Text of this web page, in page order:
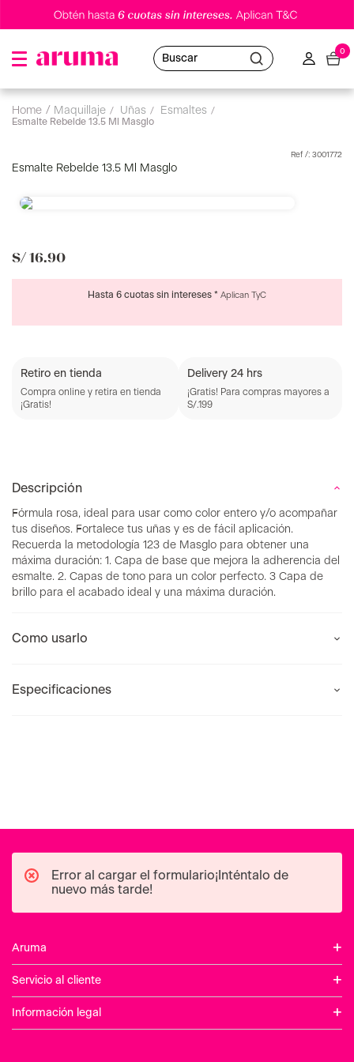
Buscar
0
maquillaje uñas esmaltes
Esmalte Rebelde 13.5 Ml Masglo
: 3001772
Esmalte Rebelde 13.5 Ml Masglo
S/ 16.90
Hasta 6 cuotas sin intereses * Aplican TyC
Retiro en tienda
Compra online y retira en tienda
¡Gratis!
Delivery 24 hrs
¡Gratis! Para compras mayores a
S/.199
Descripción
Fórmula rosa, ideal para usar como color entero y/o acompañar
tus diseños. Fortalece tus uñas y es de fácil aplicación.
Recuerda la metodología 123 de Masglo para obtener una
máxima duración: 1. Capa de base que mejora la adherencia del
esmalte. 2. Capas de tono para un color perfecto. 3 Capa de
brillo para el acabado ideal y una máxima duración.
Como usarlo
Especificaciones
Tumble 9.17 ml Sally Hansen
Nacar Masglo
Añadir
Llevalos juntos